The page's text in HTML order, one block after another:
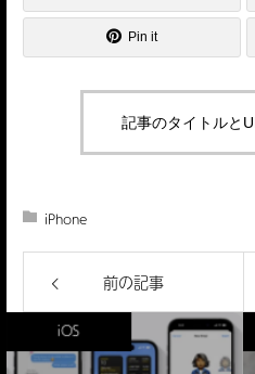
Pin it
記事のタイトルと
iPhone
前の記事
iOS